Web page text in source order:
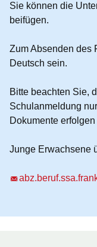
Sie können die
beifügen.
Zum Absenden des
Deutsch sein.
Bitte beachten Sie,
Schulanmeldung
Dokumente erfolgen
Junge Erwachsene